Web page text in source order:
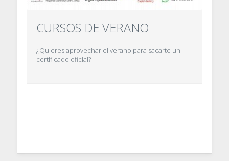
CURSOS DE VERANO
¿Quieres aprovechar el verano para sacarte un
certificado oficial?